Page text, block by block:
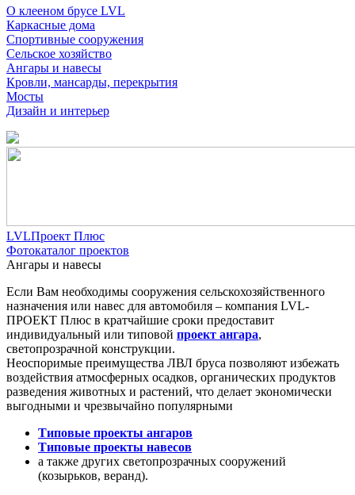
О клееном брусе LVL
Каркасные дома
Спортивные сооружения
Сельское хозяйство
Ангары и навесы
Кровли, мансарды, перекрытия
Мосты
Дизайн и интерьер
LVLПроект Плюс
Фотокаталог проектов
Ангары и навесы
Если Вам необходимы сооружения сельскохозяйственного
назначения или навес для автомобиля – компания LVL-
ПРОЕКТ Плюс в кратчайшие сроки предоставит
индивидуальный или типовой проект ангара,
светопрозрачной конструкции.
Неоспоримые преимущества ЛВЛ бруса позволяют избежать
воздействия атмосферных осадков, органических продуктов
разведения животных и растений, что делает экономически
выгодными и чрезвычайно популярными
Типовые проекты ангаров
Типовые проекты навесов
а также других светопрозрачных сооружений
(козырьков, веранд).